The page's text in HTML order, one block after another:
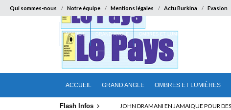
Qui sommes-nous Notre équipe Mentions légales Actu Burkina Evasion
ACCUEIL GRAND ANGLE OMBRES ET LUMIÈRES
ACCUEIL GRAND ANGLE OMBRES ET LUMIÈRES
Flash Infos ELECTION DE TALON A LA TETE DU